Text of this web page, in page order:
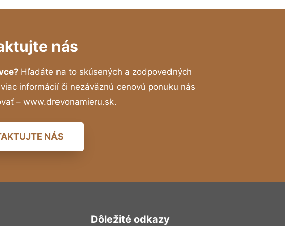
nás
Hľadáte na to skúsených a zodpovedných
informácií či nezáväznú cenovú ponuku nás
– www.drevonamieru.sk.
NÁS
Dôležité odkazy